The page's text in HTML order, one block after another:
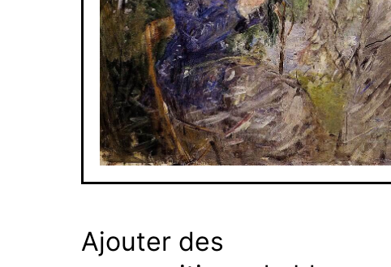
Ajouter des